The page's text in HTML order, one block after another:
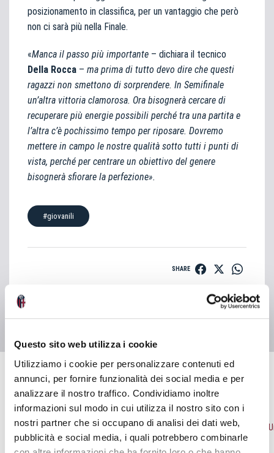
Questo sito web utilizza i cookie
Utilizziamo i cookie per personalizzare contenuti ed
annunci, per fornire funzionalità dei social media e per
analizzare il nostro traffico. Condividiamo inoltre
informazioni sul modo in cui utilizza il nostro sito con i
nostri partner che si occupano di analisi dei dati web,
pubblicità e social media, i quali potrebbero combinarle
posizionamento in classifica, per un vantaggio che però
non ci sarà più nella Finale.
«Manca il passo più importante – dichiara il tecnico
Della Rocca – ma prima di tutto devo dire che questi
ragazzi non smettono di sorprendere. In Semifinale
un’altra vittoria clamorosa. Ora bisognerà cercare di
recuperare più energie possibili perché tra una partita e
l’altra c’è pochissimo tempo per riposare. Dovremo
mettere in campo le nostre qualità sotto tutti i punti di
vista, perché per centrare un obiettivo del genere
bisognerà sfiorare la perfezione».
#giovanili
SHARE
NEWS VEDI TUTTE